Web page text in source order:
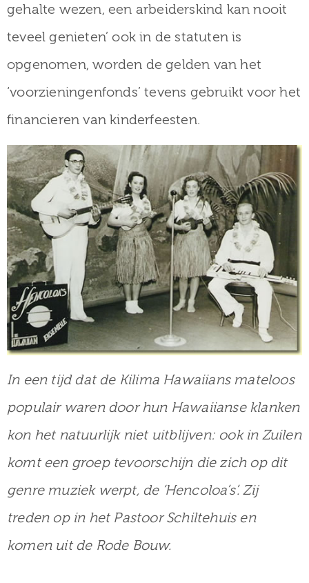
gehalte wezen, een arbeiderskind kan nooit
teveel genieten’ ook in de statuten is
opgenomen, worden de gelden van het
‘voorzieningenfonds’ tevens gebruikt voor het
financieren van kinderfeesten.
In een tijd dat de Kilima Hawaiians mateloos
populair waren door hun Hawaiianse klanken
kon het natuurlijk niet uitblijven: ook in Zuilen
komt een groep tevoorschijn die zich op dit
genre muziek werpt, de ‘Hencoloa’s’. Zij
treden op in het Pastoor Schiltehuis en
komen uit de Rode Bouw.